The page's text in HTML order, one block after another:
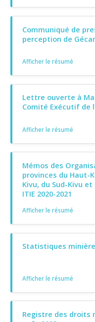
Communiqué de
perception de
Afficher le résumé
Lettre ouverte à
Comité Exécutif de
Afficher le résumé
Mémos des
provinces du Haut-
Kivu, du Sud-Kivu
ITIE 2020-2021
Afficher le résumé
Statistiques
Afficher le résumé
Registre des droits